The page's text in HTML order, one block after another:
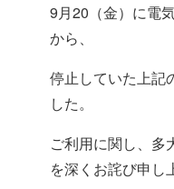
9月20（金）に電
から、
停止していた上記
した。
ご利用に関し、多
を深くお詫び申し